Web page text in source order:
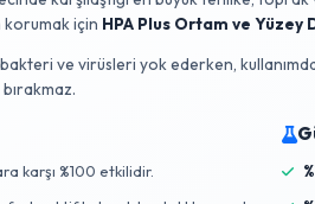
Yaprakların stratejik olarak
daha sağlıklı bir gelişim